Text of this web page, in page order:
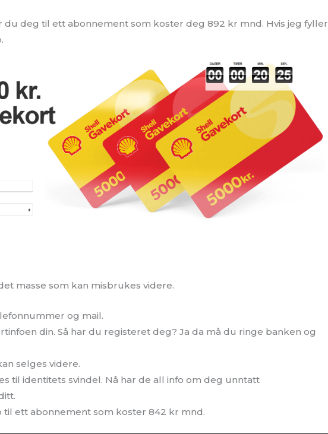
du deg til ett abonnement som koster deg 892 kr mnd. Hvis jeg fyller
masse som kan misbrukes videre.
og mail.
din. Så har du registeret deg? Ja da må du ringe banken og
selges videre.
til identitets svindel. Nå har de all info om deg unntatt
ett abonnement som koster 842 kr mnd.